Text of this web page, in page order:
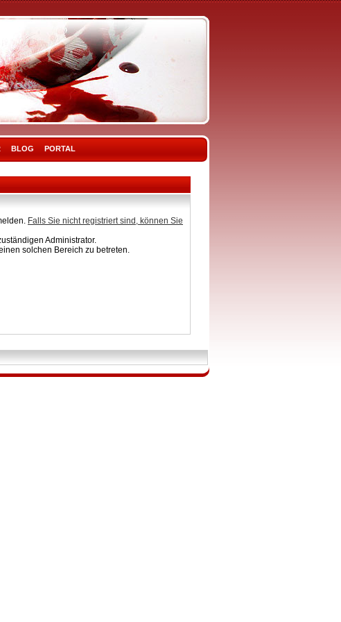
BLOG PORTAL
Falls Sie nicht registriert sind, können Sie
Administrator.
solchen Bereich zu betreten.